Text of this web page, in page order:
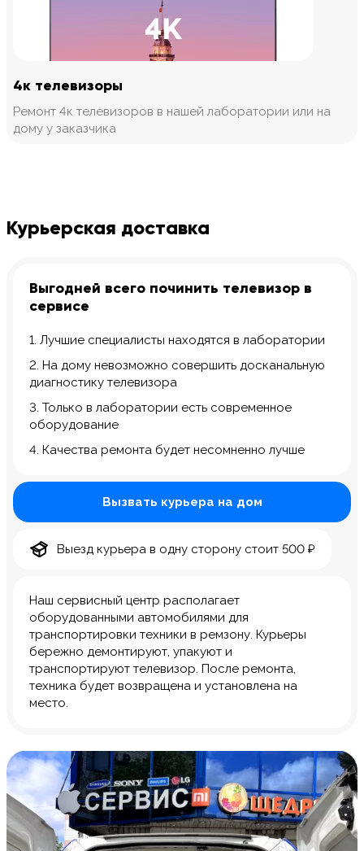
4к телевизоры
Ремонт 4к телевизоров в нашей лаборатории или на
дому у заказчика
Курьерская доставка
Выгодней всего починить телевизор в
сервисе
1. Лучшие специалисты находятся в лаборатории
2. На дому невозможно совершить досканальную
диагностику телевизора
3. Только в лаборатории есть современное
оборудование
4. Качества ремонта будет несомненно лучше
Наш сервисный центр располагает
оборудованными автомобилями для
транспортировки техники в ремзону. Курьеры
бережно демонтируют, упакуют и
транспортируют телевизор. После ремонта,
техника будет возвращена и установлена на
место.
Вызвать курьера на дом
Выезд курьера в одну сторону стоит 500 ₽